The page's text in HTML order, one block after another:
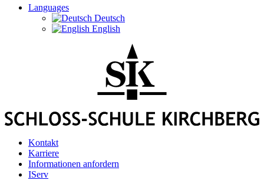
Languages
Deutsch
English
Kontakt
Karriere
Informationen anfordern
IServ